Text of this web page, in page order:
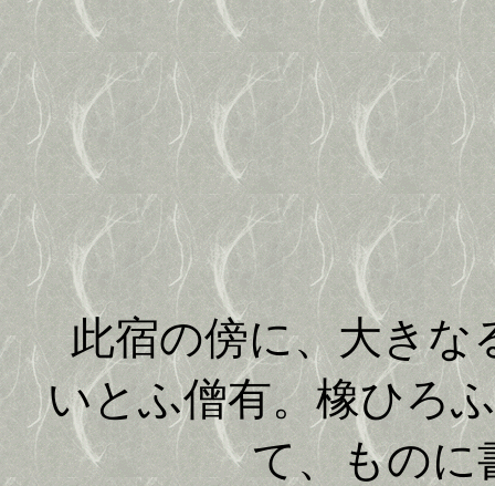
此宿の傍に、大きな
いとふ僧有。橡ひろ
て、ものに